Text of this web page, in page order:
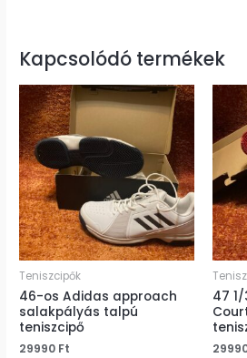
Kapcsolódó termékek
Teniszcipők
46-os Adidas approach
salakpályás talpú
teniszcipő
29990 Ft
47